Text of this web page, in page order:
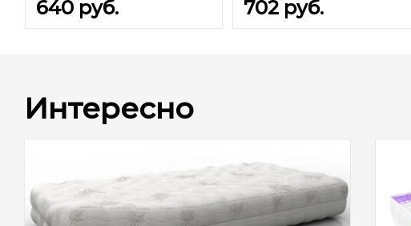
640 руб. 702 руб.
Интересно